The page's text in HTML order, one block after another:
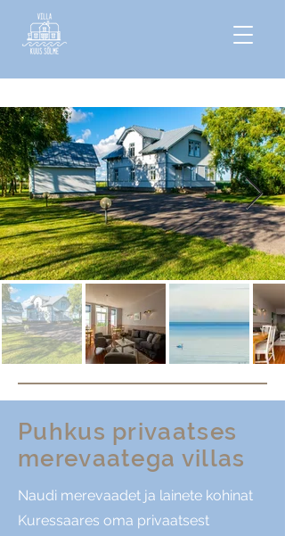
Puhkus privaatses
merevaatega villas
Naudi merevaadet ja lainete kohinat
Kuressaares oma privaatsest